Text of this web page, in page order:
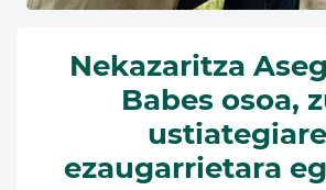
Nekazaritza
Babes osoa,
ezaugarrietara